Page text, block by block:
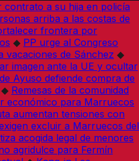
a su hija en policía
arriba a las costas de
frontera por
◆ PP urge al Congreso
vacaciones de Sánchez ◆
imagen ante la UE y ocultar
Ayuso defiende compra de
◆ Remesas de la comunidad
económico para Marruecos
aumentan tensiones con
excluir a Marruecos del
acogida legal de menores
agridulce para Fermín